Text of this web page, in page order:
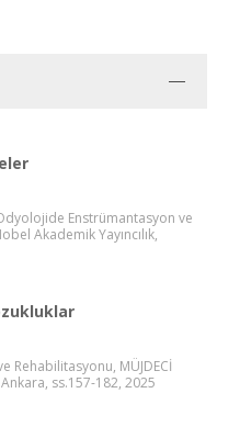
Enstrümantasyon ve
Akademik Yayıncılık,
Rehabilitasyonu, MÜJDECİ
ss.157-182, 2025